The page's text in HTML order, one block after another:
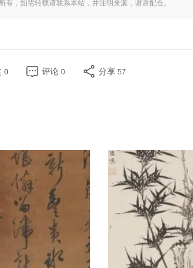
，如需转载请联系本站，并注明来源，谢谢配合。
0 评论 0 分享 57